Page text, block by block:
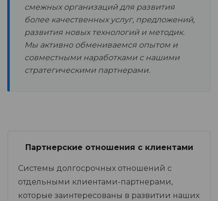
смежных организаций для развития
более качественных услуг, предложений,
развития новых технологий и методик.
Мы активно обмениваемся опытом и
совместными наработками с нашими
стратегическими партнерами.
Партнерские отношения с клиентами
Системы долгосрочных отношений с
отдельными клиентами-партнерами,
которые заинтересованы в развитии наших